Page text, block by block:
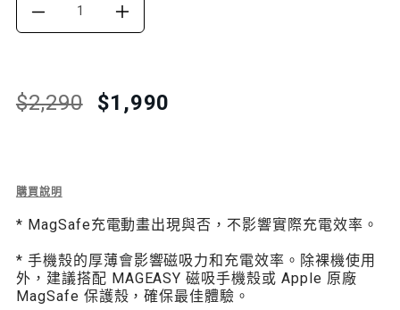
Translation
missing:
$2,290
Translation
missing:
$1,990
DECREASE
FOR
支
架
款
磁
INCREASE
FOR
架
款
磁
Description
MagPower
支
架
款
購買說明
* MagSafe充電動畫出現與否，不影響實際充電效率。
* 手機殼的厚薄會影響磁吸力和充電效率。除裸機使用
外，建議搭配 MAGEASY 磁吸手機殼或 Apple 原廠
MagSafe 保護殼，確保最佳體驗。